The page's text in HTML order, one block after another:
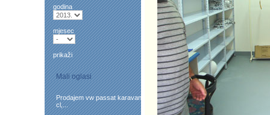
godina
mjesec
prikaži
Mali oglasi
Prodajem vw passat karavan
cl,...